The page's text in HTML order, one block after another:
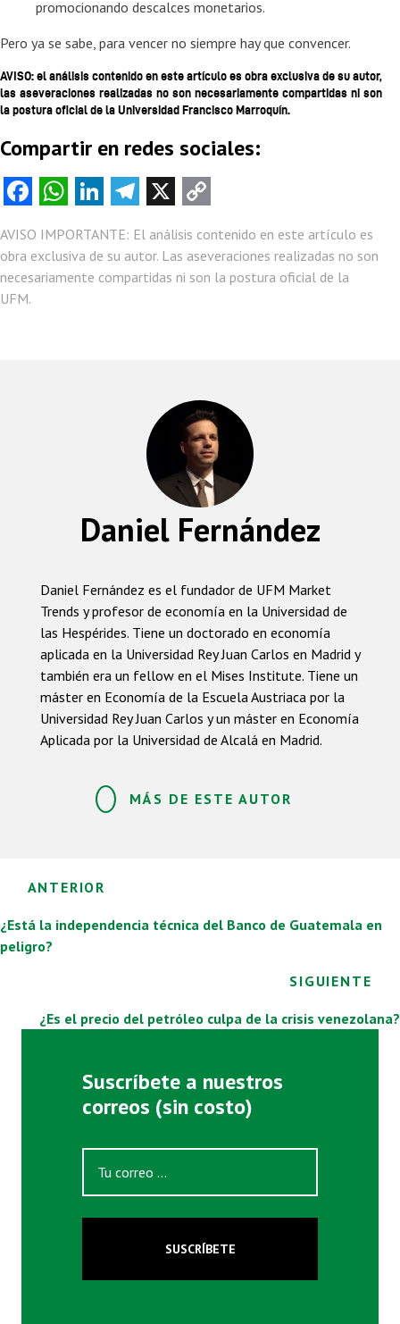
promocionando descalces monetarios.
Pero ya se sabe, para vencer no siempre hay que convencer.
AVISO: el análisis contenido en este artículo es obra exclusiva de su autor,
las aseveraciones realizadas no son necesariamente compartidas ni son
la postura oficial de la Universidad Francisco Marroquín.
Compartir en redes sociales:
Fa
ce
b
o
W
ha
ts
A
Li
nk
e
dI
Te
le
gr
a
X
py
Li
AVISO IMPORTANTE: El análisis contenido en este artículo es
obra exclusiva de su autor. Las aseveraciones realizadas no son
necesariamente compartidas ni son la postura oficial de la
UFM.
Daniel Fernández
Daniel Fernández es el fundador de UFM Market
Trends y profesor de economía en la Universidad de
las Hespérides. Tiene un doctorado en economía
aplicada en la Universidad Rey Juan Carlos en Madrid y
también era un fellow en el Mises Institute. Tiene un
máster en Economía de la Escuela Austriaca por la
Universidad Rey Juan Carlos y un máster en Economía
Aplicada por la Universidad de Alcalá en Madrid.
MÁS DE ESTE AUTOR
Posts
navigation
ANTERIOR
¿Está la independencia técnica del Banco de Guatemala en
peligro?
SIGUIENTE
¿Es el precio del petróleo culpa de la crisis venezolana?
Suscríbete a nuestros
correos (sin costo)
SUSCRÍBETE